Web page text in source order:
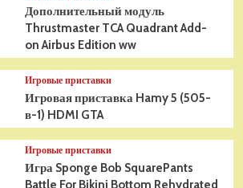
Дополнительный модуль
Thrustmaster TCA Quadrant Add-
on Airbus Edition ww
Игровые приставки
Игровая приставка Hamy 5 (505-
в-1) HDMI GTA
Игровые приставки
Игра Sponge Bob SquarePants
Battle For Bikini Bottom Rehydrated